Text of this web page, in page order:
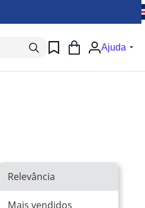
Ajuda
Ordenar Por
Relevância
Mais vendidos